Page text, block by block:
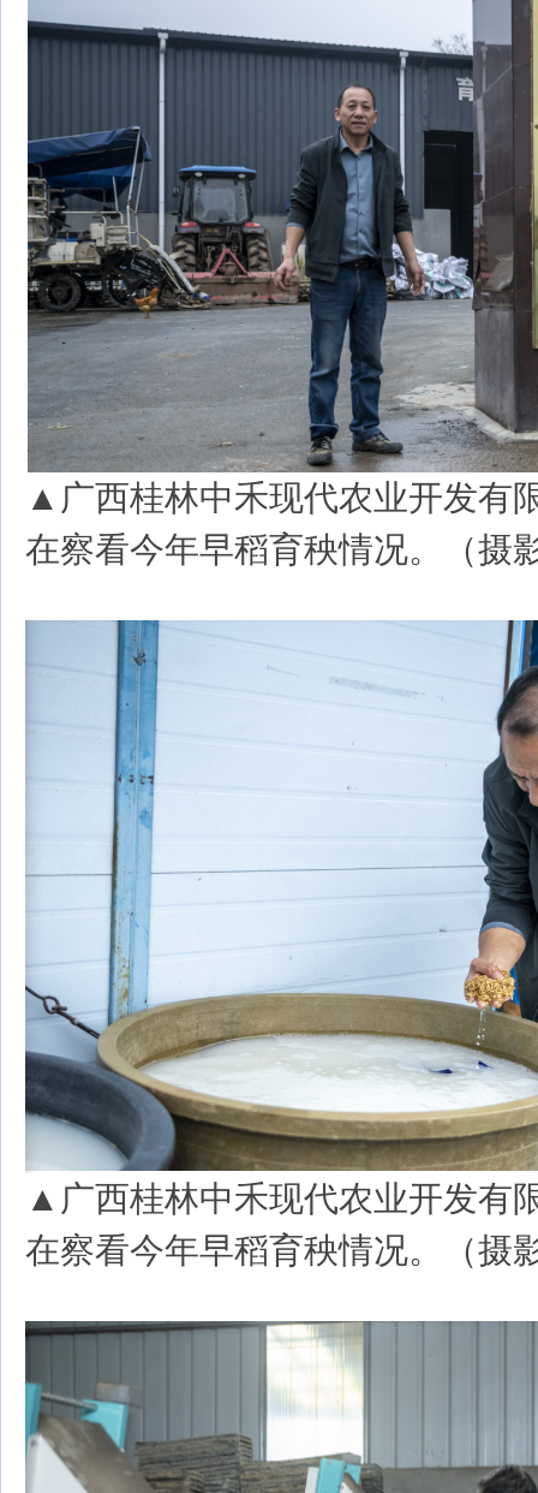
▲广西桂林中禾现代农业开发有
在察看今年早稻育秧情况。（摄
▲广西桂林中禾现代农业开发有
在察看今年早稻育秧情况。（摄